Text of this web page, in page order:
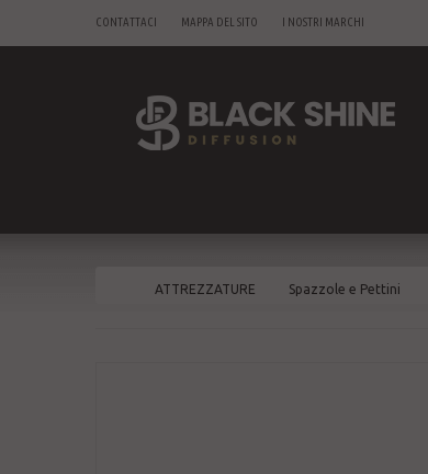
CONTATTACI MAPPA DEL SITO I NOSTRI MARCHI
ATTREZZATURE Spazzole e Pettini